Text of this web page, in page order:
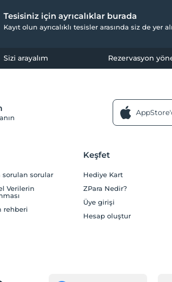
Tesisiniz için ayrıcalıklar burada
Kayıt olun ayrıcalıklı tesisler arasında siz de yer
Sizi arayalım Rezervasyon
sorulan sorular
Verilerin
rehberi
Keşfet
Hediye Kart
ZPara Nedir?
Üye girişi
Hesap oluştur